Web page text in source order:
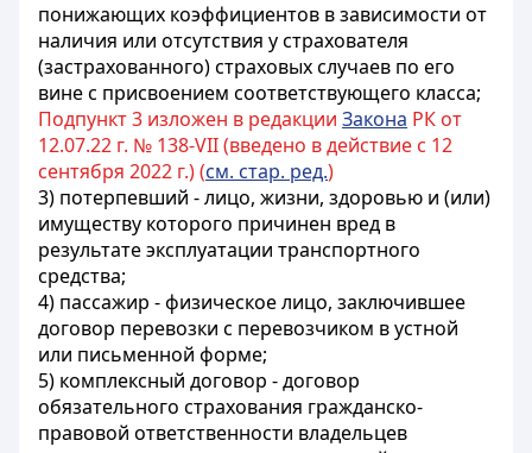
понижающих коэффициентов в зависимости от
наличия или отсутствия у страхователя
(застрахованного) страховых случаев по его
вине с присвоением соответствующего класса;
Подпункт 3 изложен в редакции Закона РК от
12.07.22 г. № 138-VII (введено в действие с 12
сентября 2022 г.) (см. стар. ред.)
3) потерпевший - лицо, жизни, здоровью и (или)
имуществу которого причинен вред в
результате эксплуатации транспортного
средства;
4) пассажир - физическое лицо, заключившее
договор перевозки с перевозчиком в устной
или письменной форме;
5) комплексный договор - договор
обязательного страхования гражданско-
правовой ответственности владельцев